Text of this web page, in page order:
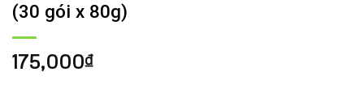
(30 gói x 80g)
175,000₫